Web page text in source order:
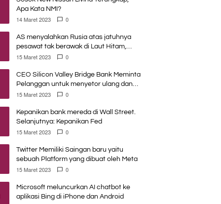
Apa Kata NMI?
14 Maret 2023 0
AS menyalahkan Rusia atas jatuhnya
pesawat tak berawak di Laut Hitam,
Moskow menyangkal
15 Maret 2023 0
CEO Silicon Valley Bridge Bank Meminta
Pelanggan untuk menyetor ulang dana
Mereka
15 Maret 2023 0
Kepanikan bank mereda di Wall Street.
Selanjutnya: Kepanikan Fed
15 Maret 2023 0
Twitter Memiliki Saingan baru yaitu
sebuah Platform yang dibuat oleh Meta
15 Maret 2023 0
Microsoft meluncurkan AI chatbot ke
aplikasi Bing di iPhone dan Android